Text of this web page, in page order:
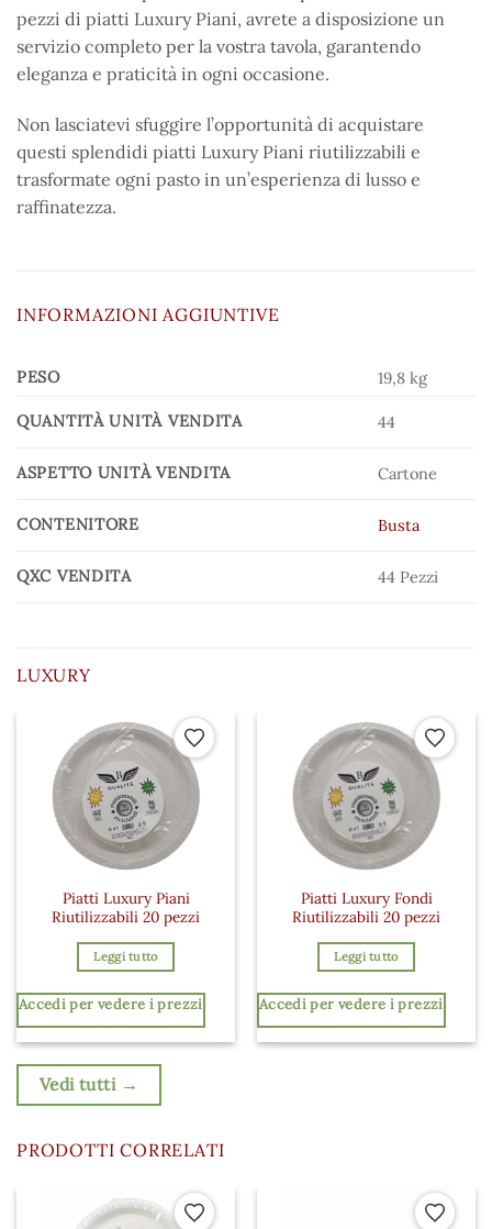
pezzi di piatti Luxury Piani, avrete a disposizione un
servizio completo per la vostra tavola, garantendo
eleganza e praticità in ogni occasione.
Non lasciatevi sfuggire l’opportunità di acquistare
questi splendidi piatti Luxury Piani riutilizzabili e
trasformate ogni pasto in un’esperienza di lusso e
raffinatezza.
INFORMAZIONI AGGIUNTIVE
PESO 19,8 kg
QUANTITÀ UNITÀ VENDITA 44
ASPETTO UNITÀ VENDITA Cartone
CONTENITORE Busta
QXC VENDITA 44 Pezzi
LUXURY
Aggiungi ai preferiti
Piatti Luxury Piani
Riutilizzabili 20 pezzi
Leggi tutto
Accedi per vedere i prezzi
Piatti Luxury Fondi
Riutilizzabili 20 pezzi
Leggi tutto
Accedi per vedere i prezzi
Vedi tutti →
PRODOTTI CORRELATI
Aggiungi ai preferiti
ai preferiti